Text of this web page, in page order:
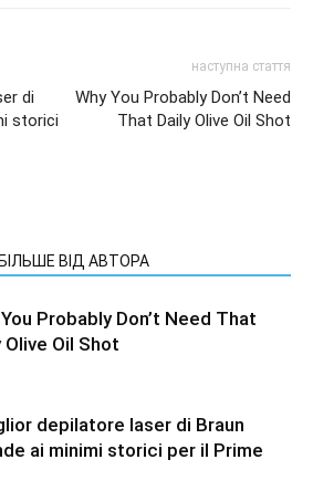
di
storici
наступна стаття
Why You Probably Don’t Need
That Daily Olive Oil Shot
БІЛЬШЕ ВІД АВТОРА
Probably Don’t Need That
Olive Oil Shot
depilatore laser di Braun
ai minimi storici per il Prime